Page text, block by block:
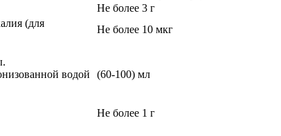
Не более 3 г
(для
Не более 10 мкг
водой
(60-100) мл
Не более 1 г